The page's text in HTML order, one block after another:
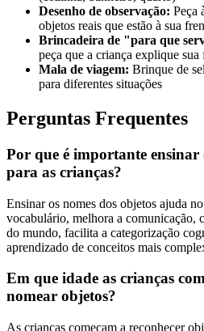
Desenho de observação: Peça
objetos reais que estão à sua
Brincadeira de "para que
peça que a criança explique sua
Mala de viagem: Brinque de
para diferentes situações
Perguntas Frequentes
Por que é importante ensinar
para as crianças?
Ensinar os nomes dos objetos ajuda
vocabulário, melhora a comunicação,
do mundo, facilita a categorização
aprendizado de conceitos mais
Em que idade as crianças
nomear objetos?
As crianças começam a reconhecer